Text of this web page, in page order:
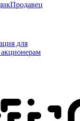
Продавец
для